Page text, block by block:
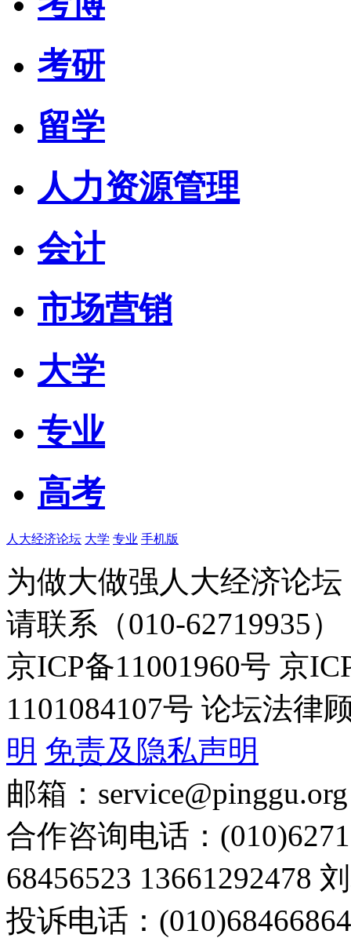
考研
留学
人力资源管理
会计
市场营销
大学
专业
高考
人大经济论坛 大学 专业 手机版
为做大做强人大经济论
请联系（010-62719935）
京ICP备11001960号 京
1101084107号 论坛法律
明 免责及隐私声明
邮箱：service@pinggu.org
合作咨询电话：
68456523 13661292478
投诉电话：